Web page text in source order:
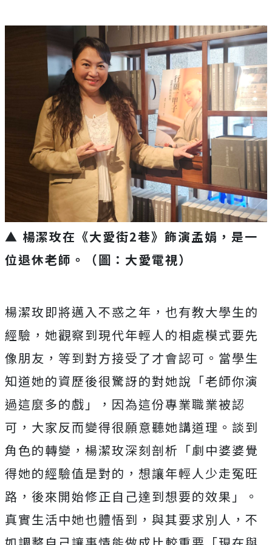
▲ 楊潔玫在《大愛街2巷》飾演孟娟，是一
位退休老師。（圖：大愛電視）
楊潔玫即將邁入不惑之年，也有教大學生的
經驗，她觀察到現代年輕人的相處模式要先
像朋友，等到對方接受了才會認可。當學生
知道她的資歷後很驚訝的對她說「老師你演
過這麼多的戲」，因為這份專業職業被認
可，大家反而變得很願意聽她講道理。談到
角色的轉變，楊潔玫深刻剖析「劇中婆婆覺
得她的經驗值是對的，想讓年輕人少走冤旺
路，後來開始修正自己達到想要的效果」。
真實生活中她也體悟到，與其要求別人，不